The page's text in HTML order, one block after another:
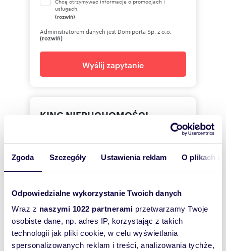
Zgoda Szczegóły Ustawienia reklam O plikach
Odpowiedzialne wykorzystanie Twoich danych
Wraz z naszymi 1022 partnerami przetwarzamy Twoje
osobiste dane, np. adres IP, korzystając z takich
technologii jak pliki cookie, w celu wyświetlania
spersonalizowanych reklam i treści, analizowania tychże,
usługach.
(rozwiń)
Administratorem danych jest Domiporta Sp. z o.o.
(rozwiń)
Wyślij zapytanie
KING NIERUCHOMOŚCI
91 820 Pokaż telefon
511 30 Pokaż telefon